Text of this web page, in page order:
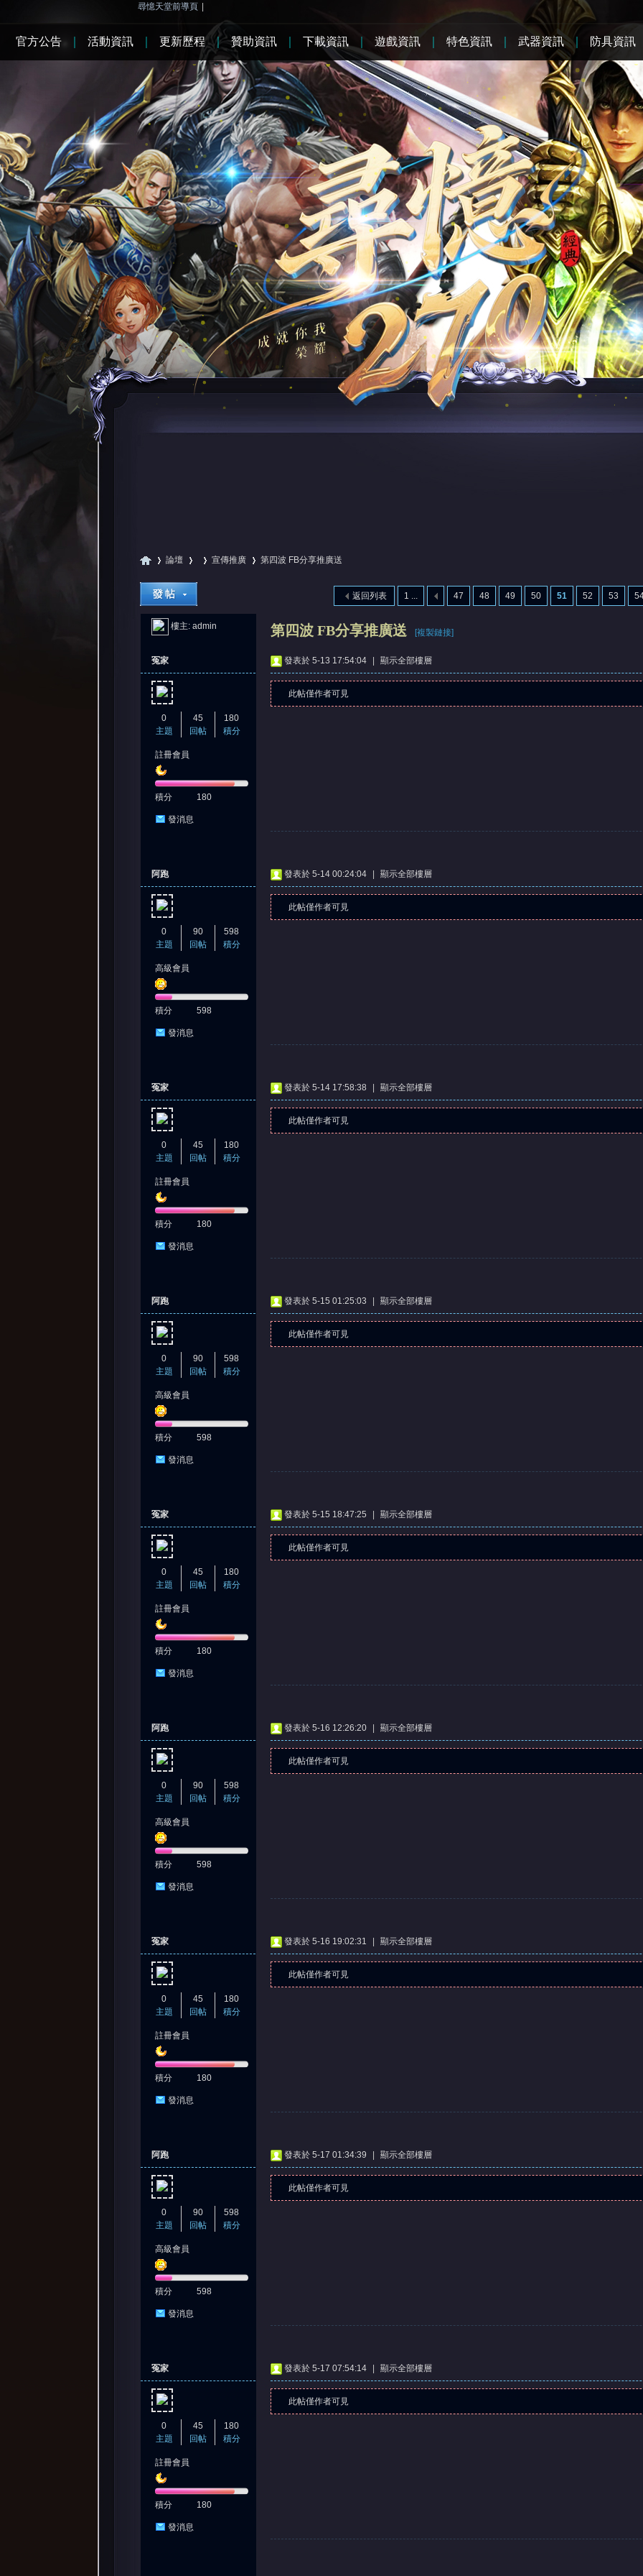
尋憶天堂前導頁
»
論壇
› ›
宣傳推廣 第四波 FB分享推廣送
1 ... 47 48 49 50 51 52 53
返回列表
樓主: admin 第四波 FB分享推廣送 [複製鏈接]
冤家
0
主題
45
回帖
180
積分
註冊會員
積分 180
發消息
發表於 5-13 17:54:04 顯示全部樓層
此帖僅作者可見
阿跑
0
主題
90
回帖
598
積分
高級會員
積分 598
發消息
發表於 5-14 00:24:04 顯示全部樓層
此帖僅作者可見
冤家
0
主題
45
回帖
180
積分
註冊會員
積分 180
發消息
發表於 5-14 17:58:38 顯示全部樓層
此帖僅作者可見
阿跑
0
主題
90
回帖
598
積分
高級會員
積分 598
發消息
發表於 5-15 01:25:03 顯示全部樓層
此帖僅作者可見
冤家
0
主題
45
回帖
180
積分
註冊會員
積分 180
發消息
發表於 5-15 18:47:25 顯示全部樓層
此帖僅作者可見
阿跑
0
主題
90
回帖
598
積分
高級會員
積分 598
發消息
發表於 5-16 12:26:20 顯示全部樓層
此帖僅作者可見
冤家
0
主題
45
回帖
180
積分
註冊會員
積分 180
發消息
發表於 5-16 19:02:31 顯示全部樓層
此帖僅作者可見
阿跑
0
主題
90
回帖
598
積分
高級會員
積分 598
發消息
發表於 5-17 01:34:39 顯示全部樓層
此帖僅作者可見
冤家
0
主題
45
回帖
180
積分
註冊會員
積分 180
發消息
發表於 5-17 07:54:14 顯示全部樓層
此帖僅作者可見